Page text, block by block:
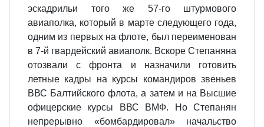
эскадрильи того же 57-го штурмового
авиаполка, который в марте следующего года,
одним из первых на флоте, был переименован
в 7-й гвардейский авиаполк. Вскоре Степаняна
отозвали с фронта и назначили готовить
летные кадры на курсы командиров звеньев
ВВС Балтийского флота, а затем и на Высшие
офицерские курсы ВВС ВМФ. Но Степанян
непрерывно «бомбардировал» начальство